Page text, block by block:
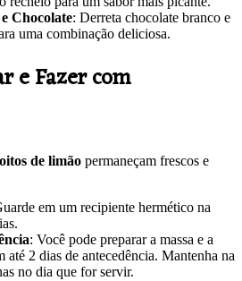
Chocolate: Derreta chocolate branco e
uma combinação deliciosa.
e Fazer com
de limão permaneçam frescos e
em um recipiente hermético na
: Você pode preparar a massa e a
até 2 dias de antecedência. Mantenha na
no dia que for servir.